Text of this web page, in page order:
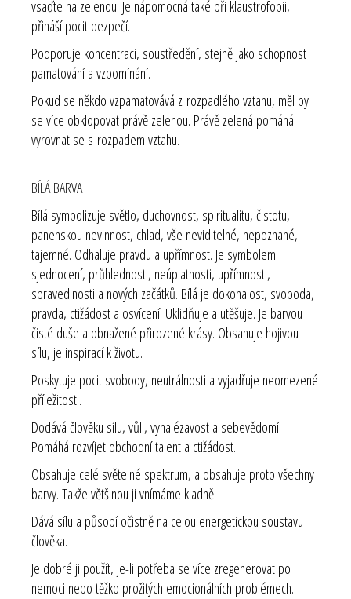
vsaďte na zelenou. Je nápomocná také při klaustrofobii,
přináší pocit bezpečí.
Podporuje koncentraci, soustředění, stejně jako schopnost
pamatování a vzpomínání.
Pokud se někdo vzpamatovává z rozpadlého vztahu, měl by
se více obklopovat právě zelenou. Právě zelená pomáhá
vyrovnat se s rozpadem vztahu.
BÍLÁ BARVA
Bílá symbolizuje světlo, duchovnost, spiritualitu, čistotu,
panenskou nevinnost, chlad, vše neviditelné, nepoznané,
tajemné. Odhaluje pravdu a upřímnost. Je symbolem
sjednocení, průhlednosti, neúplatnosti, upřímnosti,
spravedlnosti a nových začátků. Bílá je dokonalost, svoboda,
pravda, ctižádost a osvícení. Uklidňuje a utěšuje. Je barvou
čisté duše a obnažené přirozené krásy. Obsahuje hojivou
sílu, je inspirací k životu.
Poskytuje pocit svobody, neutrálnosti a vyjadřuje neomezené
příležitosti.
Dodává člověku sílu, vůli, vynalézavost a sebevědomí.
Pomáhá rozvíjet obchodní talent a ctižádost.
Obsahuje celé světelné spektrum, a obsahuje proto všechny
barvy. Takže většinou ji vnímáme kladně.
Dává sílu a působí očistně na celou energetickou soustavu
člověka.
Je dobré ji použít, je-li potřeba se více zregenerovat po
nemoci nebo těžko prožitých emocionálních problémech.